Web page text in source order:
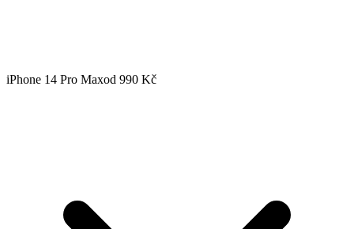
iPhone 14 Pro Maxod 990 Kč